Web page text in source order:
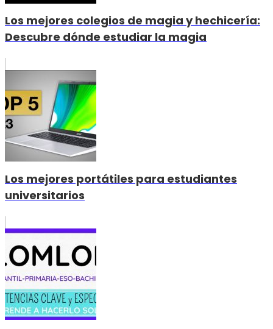
Los mejores colegios de magia y hechicería:
Descubre dónde estudiar la magia
Los mejores portátiles para estudiantes
universitarios